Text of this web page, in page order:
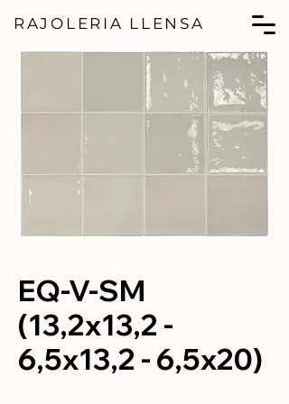
RAJOLERIA LLENSA
EQ-V-SM
(13,2x13,2 -
6,5x13,2 - 6,5x20)